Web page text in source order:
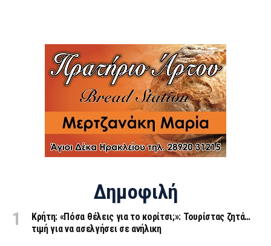
Δημοφιλή
Κρήτη: «Πόσα θέλεις για το κορίτσι;»: Τουρίστας ζητά…
τιμή για να ασελγήσει σε ανήλικη